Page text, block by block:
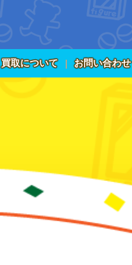
買取について お問い合わせ